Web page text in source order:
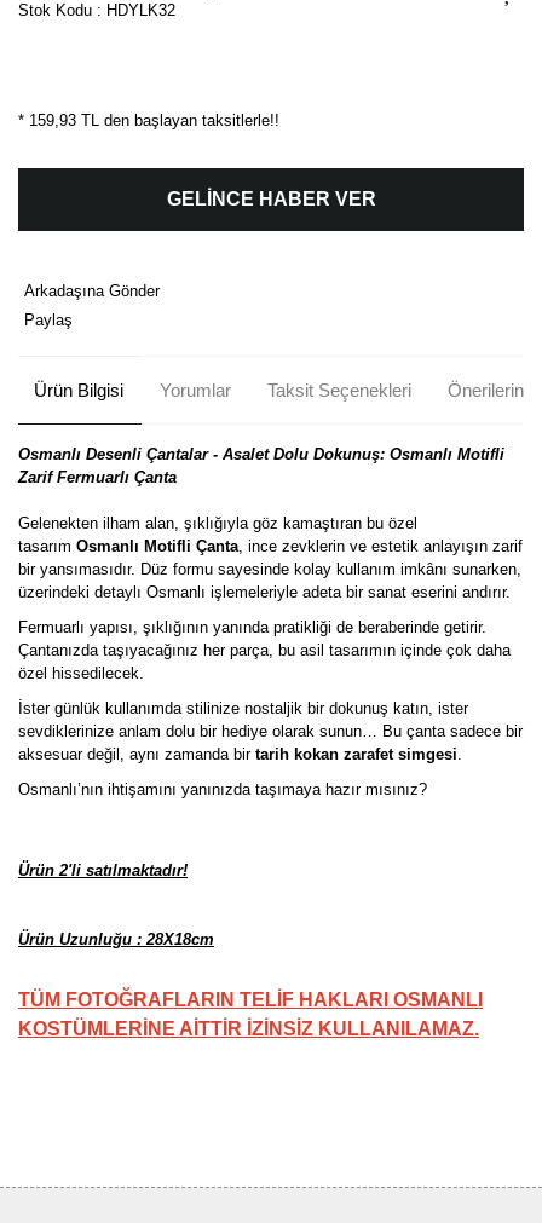
Stok Kodu : HDYLK32
* 159,93 TL den başlayan taksitlerle!!
GELİNCE HABER VER
Arkadaşına Gönder
Paylaş
Ürün Bilgisi Yorumlar Taksit Seçenekleri Önerileriniz
Osmanlı Desenli Çantalar - Asalet Dolu Dokunuş: Osmanlı Motifli
Zarif Fermuarlı Çanta
Gelenekten ilham alan, şıklığıyla göz kamaştıran bu özel
tasarım Osmanlı Motifli Çanta, ince zevklerin ve estetik anlayışın zarif
bir yansımasıdır. Düz formu sayesinde kolay kullanım imkânı sunarken,
üzerindeki detaylı Osmanlı işlemeleriyle adeta bir sanat eserini andırır.
Fermuarlı yapısı, şıklığının yanında pratikliği de beraberinde getirir.
Çantanızda taşıyacağınız her parça, bu asil tasarımın içinde çok daha
özel hissedilecek.
İster günlük kullanımda stilinize nostaljik bir dokunuş katın, ister
sevdiklerinize anlam dolu bir hediye olarak sunun… Bu çanta sadece bir
aksesuar değil, aynı zamanda bir tarih kokan zarafet simgesi.
Osmanlı’nın ihtişamını yanınızda taşımaya hazır mısınız?
Ürün 2'li satılmaktadır!
Ürün Uzunluğu : 28X18cm
TÜM FOTOĞRAFLARIN TELİF HAKLARI OSMANLI
KOSTÜMLERİNE AİTTİR İZİNSİZ KULLANILAMAZ.